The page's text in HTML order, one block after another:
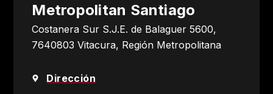
Metropolitan Santiago
Costanera Sur S.J.E. de Balaguer 5600,
7640803 Vitacura, Región Metropolitana
Dirección